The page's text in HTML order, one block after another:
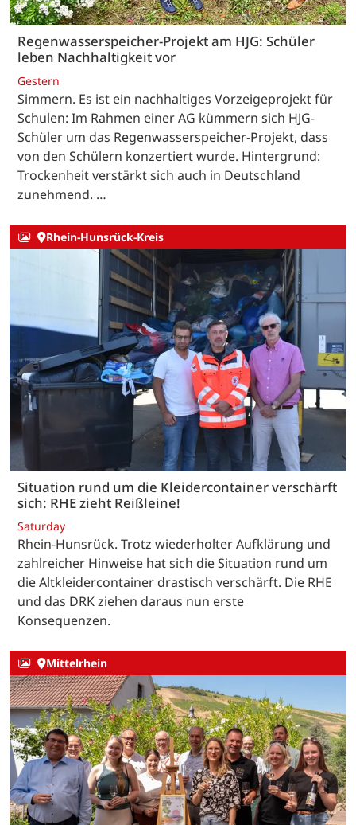
Regenwasserspeicher-Projekt am HJG: Schüler
leben Nachhaltigkeit vor
Gestern
Simmern. Es ist ein nachhaltiges Vorzeigeprojekt für
Schulen: Im Rahmen einer AG kümmern sich HJG-
Schüler um das Regenwasserspeicher-Projekt, dass
von den Schülern konzertiert wurde. Hintergrund:
Trockenheit verstärkt sich auch in Deutschland
zunehmend. …
Rhein-Hunsrück-Kreis
Situation rund um die Kleidercontainer verschärft
sich: RHE zieht Reißleine!
Saturday
Rhein-Hunsrück. Trotz wiederholter Aufklärung und
zahlreicher Hinweise hat sich die Situation rund um
die Altkleidercontainer drastisch verschärft. Die RHE
und das DRK ziehen daraus nun erste
Konsequenzen.
Mittelrhein